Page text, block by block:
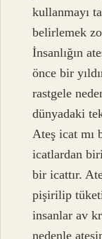
kullanmayı
belirlemek
İnsanlığın
önce bir
rastgele
dünyadaki
Ateş icat mı
icatlardan
bir icattır.
pişirilip
insanlar av
nedenle